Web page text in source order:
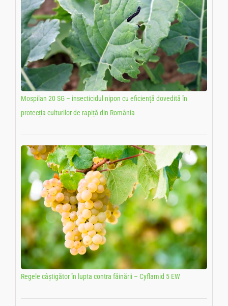
Mospilan 20 SG – insecticidul nipon cu eficiență dovedită în
protecția culturilor de rapiță din România
Regele câștigător în lupta contra făinării – Cyflamid 5 EW